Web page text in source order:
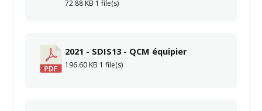
72.88 KB 1 file(s)
2021 - SDIS13 - QCM équipier
196.60 KB 1 file(s)